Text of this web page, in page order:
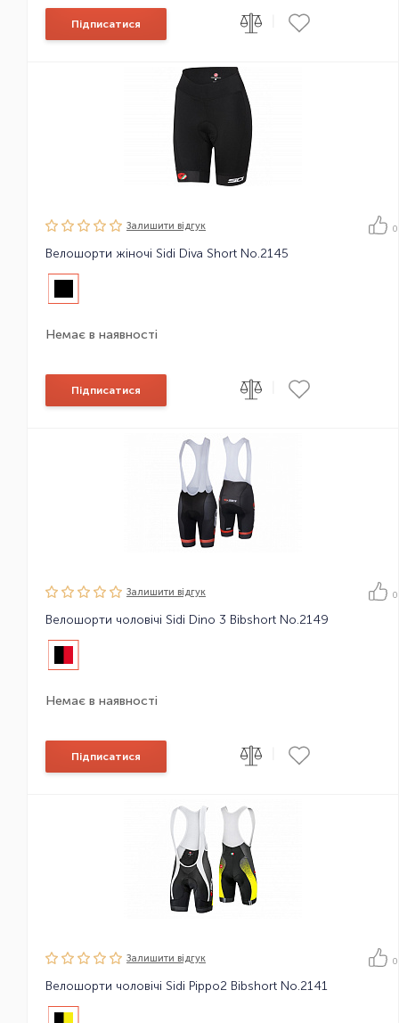
Підписатися
Залишити вiдгук 0
Велошорти жіночі Sidi Diva Short No.2145
Немає в наявності
Підписатися
Залишити вiдгук 0
Велошорти чоловічі Sidi Dino 3 Bibshort No.2149
Немає в наявності
Підписатися
Залишити вiдгук 0
Велошорти чоловічі Sidi Pippo2 Bibshort No.2141